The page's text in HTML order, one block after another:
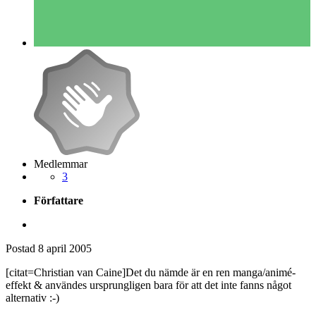
Medlemmar
3
Författare
Postad 8 april 2005
[citat=Christian van Caine]Det du nämde är en ren manga/animé-
effekt & användes ursprungligen bara för att det inte fanns något
alternativ :-)